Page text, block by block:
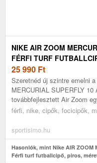
NIKE AIR ZOOM
FÉRFI TURF
25 990 Ft
Szeretnéd új szintre emelni
MERCURIAL SUPERFLY
továbbfejlesztett Air Zoom
férfi, nike, cipők, focicipők,
sportisimo.hu
Hasonlók, mint Nike AIR ZOOM
Férfi turf futballcipő, piros,